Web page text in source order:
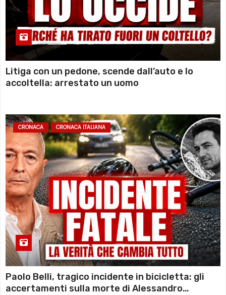
Litiga con un pedone, scende dall’auto e lo
accoltella: arrestato un uomo
CRONACA CRONACA ITALIANA
Paolo Belli, tragico incidente in bicicletta: gli
accertamenti sulla morte di Alessandro